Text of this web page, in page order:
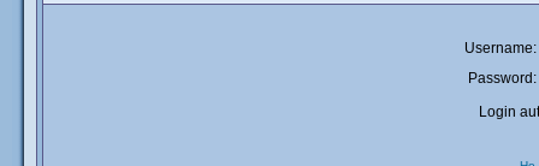
Username:
Password:
Login